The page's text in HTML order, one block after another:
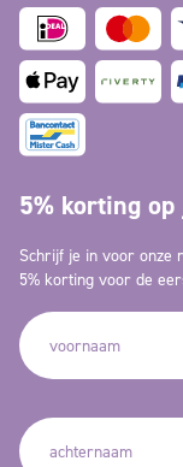
5% korting
Schrijf je in voor onze
5% korting voor de